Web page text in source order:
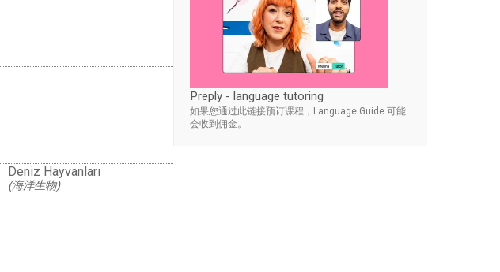
Deniz Hayvanları
(海洋生物)
Preply - language tutoring
如果您通过此链接预订课程，Language Guide 可能
会收到佣金。